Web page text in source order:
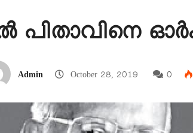
പിതാവിനെ
Admin October 28, 2019 0